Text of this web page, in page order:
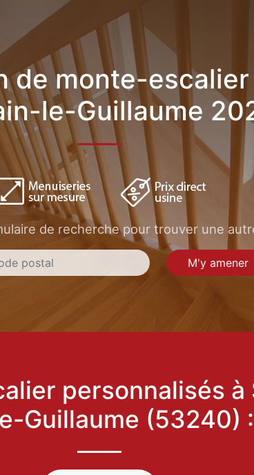
de monte-
le-Guillaume
de recherche pour trouver une
M'y amener
personnalisés à
Guillaume (53240)